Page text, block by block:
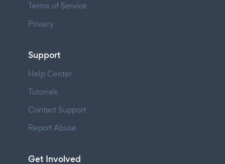
Terms of Service
Privacy
Support
Help Center
Tutorials
Contact Support
Report Abuse
Get Involved